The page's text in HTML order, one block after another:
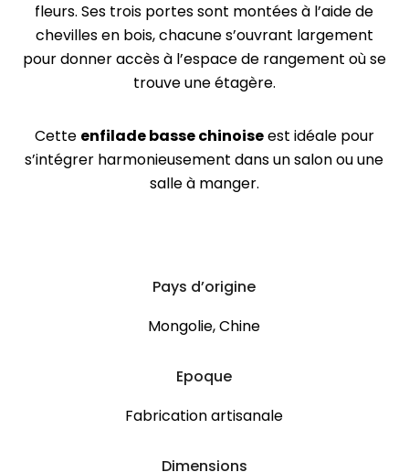
fleurs. Ses trois portes sont montées à l’aide de
chevilles en bois, chacune s’ouvrant largement
pour donner accès à l’espace de rangement où se
trouve une étagère.
Cette enfilade basse chinoiseest idéale pour
s’intégrer harmonieusement dans un salon ou une
salle à manger.
Pays d’origine
Mongolie, Chine
Epoque
Fabrication artisanale
Dimensions